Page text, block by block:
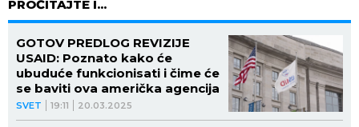
PROČITAJTE I...
SVET 19:11 20.03.2025
GOTOV PREDLOG REVIZIJE
USAID: Poznato kako će
ubuduće funkcionisati i čime će
se baviti ova američka agencija